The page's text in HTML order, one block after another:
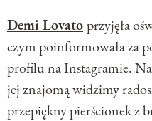
Demi Lovatoprzyjęła
czym poinformowała za
profilu na Instagramie.
jej znajomą widzimy
przepiękny pierścionek z